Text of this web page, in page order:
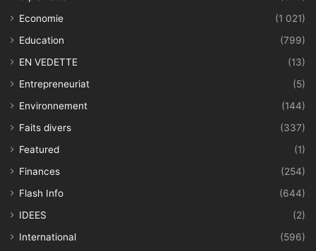
Economie
(1 021)
Education
(799)
EN VEDETTE
(13)
Entrepreneuriat
(5)
Environnement
(144)
Faits divers
(337)
Featured
(1)
Finances
(254)
Flash Info
(644)
IDEES
(2)
International
(596)